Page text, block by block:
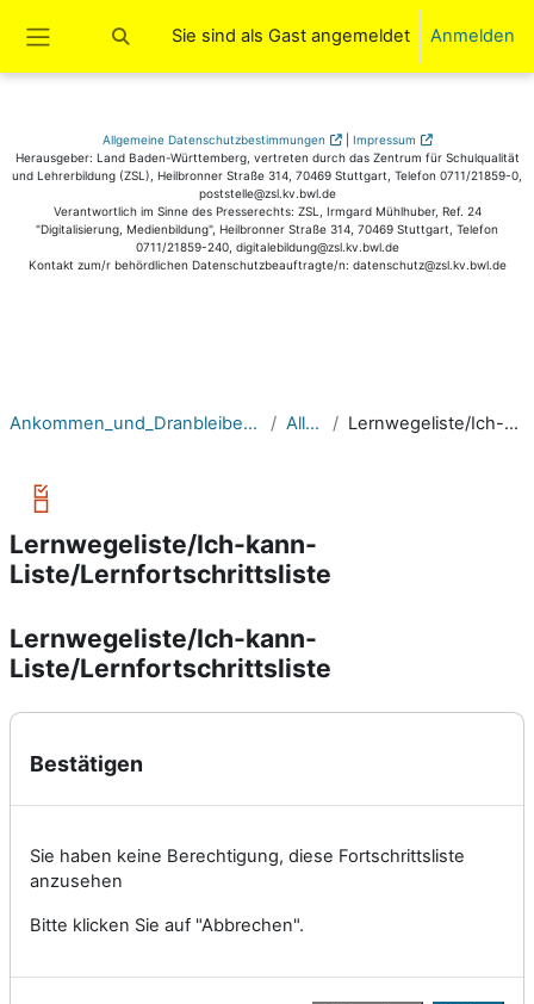
Allgemeine Datenschutzbestimmungen | Impressum
Herausgeber: Land Baden-Württemberg, vertreten durch das Zentrum für Schulqualität
und Lehrerbildung (ZSL), Heilbronner Straße 314, 70469 Stuttgart, Telefon 0711/21859-0,
poststelle@zsl.kv.bwl.de
Verantwortlich im Sinne des Presserechts: ZSL, Irmgard Mühlhuber, Ref. 24
"Digitalisierung, Medienbildung", Heilbronner Straße 314, 70469 Stuttgart, Telefon
0711/21859-240, digitalebildung@zsl.kv.bwl.de
Kontakt zum/r behördlichen Datenschutzbeauftragte/n: datenschutz@zsl.kv.bwl.de
Website-Übersicht
Sucheingabe umschalten
Sie sind als Gast angemeldet Anmelden
Ankommen_und_Dranbleiben: Sozialpäd. Assistenz EBZ (HF4) LF01 Allgemeines Lernwegeliste/Ich-kann-Liste/Lernfortschrittsliste
Lernwegeliste/Ich-kann-
Liste/Lernfortschrittsliste
Lernwegeliste/Ich-kann-
Liste/Lernfortschrittsliste
Bestätigen
Sie haben keine Berechtigung, diese Fortschrittsliste
anzusehen
Bitte klicken Sie auf "Abbrechen".